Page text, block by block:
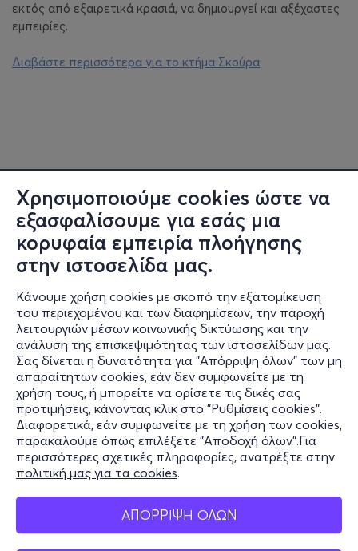
Χρησιμοποιούμε cookies ώστε να
εξασφαλίσουμε για εσάς μια
κορυφαία εμπειρία πλοήγησης
στην ιστοσελίδα μας.
Κάνουμε χρήση cookies με σκοπό την εξατομίκευση
του περιεχομένου και των διαφημίσεων, την παροχή
λειτουργιών μέσων κοινωνικής δικτύωσης και την
ανάλυση της επισκεψιμότητας των ιστοσελίδων μας.
Σας δίνεται η δυνατότητα για "Απόρριψη όλων" των μη
απαραίτητων cookies, εάν δεν συμφωνείτε με τη
χρήση τους, ή μπορείτε να ορίσετε τις δικές σας
προτιμήσεις, κάνοντας κλικ στο "Ρυθμίσεις cookies".
Διαφορετικά, εάν συμφωνείτε με τη χρήση των cookies,
παρακαλούμε όπως επιλέξετε "Αποδοχή όλων".Για
περισσότερες σχετικές πληροφορίες, ανατρέξτε στην
πολιτική μας για τα cookies.
ΑΠΟΡΡΙΨΗ ΟΛΩΝ
εκτός από εξαιρετικά κρασιά, να δημιουργεί και αξέχαστες
εμπειρίες.
Διαβάστε περισσότερα για το κτήμα Σκούρα
Πληροφορίες
Υποστήριξη
Stay Connected
Mobile app